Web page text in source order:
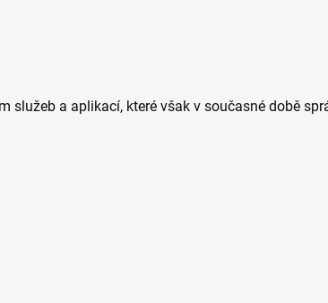
a aplikací, které však v současné době